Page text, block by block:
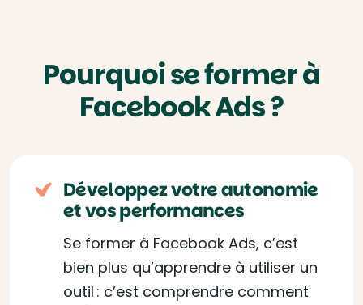
Pourquoi se former à
Facebook Ads ?
Développez votre autonomie
et vos performances
Se former à Facebook Ads, c’est
bien plus qu’apprendre à utiliser un
outil : c’est comprendre comment